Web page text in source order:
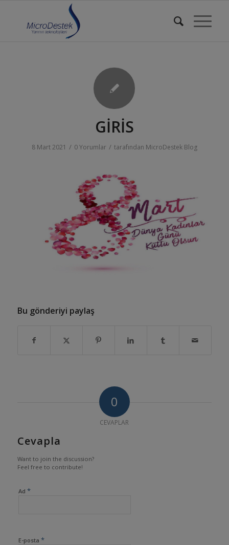
GİRİS
8 Mart 2021 / 0 Yorumlar / tarafından MicroDestek Blog
Bu gönderiyi paylaş
0
CEVAPLAR
Cevapla
Want to join the discussion?
Feel free to contribute!
Ad *
E-posta *